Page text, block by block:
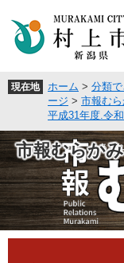
頭
。
飛
て
本
文
へ
現在地 ホーム > 分類
ージ > 市報む
平成31年度.令
市報むらかみ